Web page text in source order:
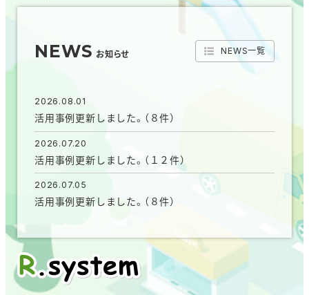
NEWS お知らせ NEWS一覧
2026.08.01
活用事例更新しました。（８件）
2026.07.20
活用事例更新しました。（１２件）
2026.07.05
活用事例更新しました。（８件）